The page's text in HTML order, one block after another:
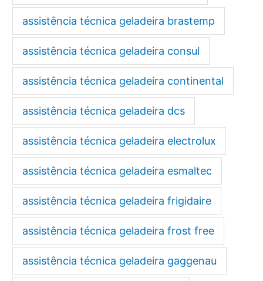
assistência técnica geladeira brastemp
assistência técnica geladeira consul
assistência técnica geladeira continental
assistência técnica geladeira dcs
assistência técnica geladeira electrolux
assistência técnica geladeira esmaltec
assistência técnica geladeira frigidaire
assistência técnica geladeira frost free
assistência técnica geladeira gaggenau